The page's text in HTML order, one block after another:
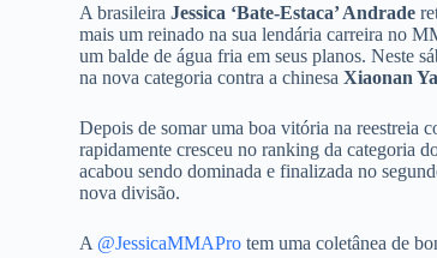
A brasileiraJessica ‘Bate-Estaca’ Andrade
mais um reinado na sua lendária carreira no
um balde de água fria em seus planos. Neste
na nova categoria contra a chinesaXiaonan
Depois de somar uma boa vitória na reestreia
rapidamente cresceu no ranking da categoria
acabou sendo dominada e finalizada no
nova divisão.
A @JessicaMMAPro tem uma coletânea de